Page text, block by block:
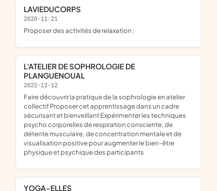
LAVIEDUCORPS
2020-11-21
proposer des activités de relaxation ;
L'ATELIER DE SOPHROLOGIE DE
PLANGUENOUAL
2022-12-12
faire découvrir la pratique de la sophrologie en atelier
collectif Proposer cet apprentissage dans un cadre
sécurisant et bienveillant Expérimenter les techniques
psycho corporelles de respiration consciente, de
détente musculaire, de concentration mentale et de
visualisation positive pour augmenter le bien-être
physique et psychique des participants
YOGA-ELLES